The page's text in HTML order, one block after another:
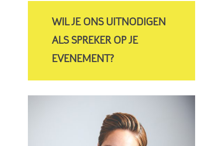
WIL JE ONS UITNODIGEN
ALS SPREKER OP JE
EVENEMENT?